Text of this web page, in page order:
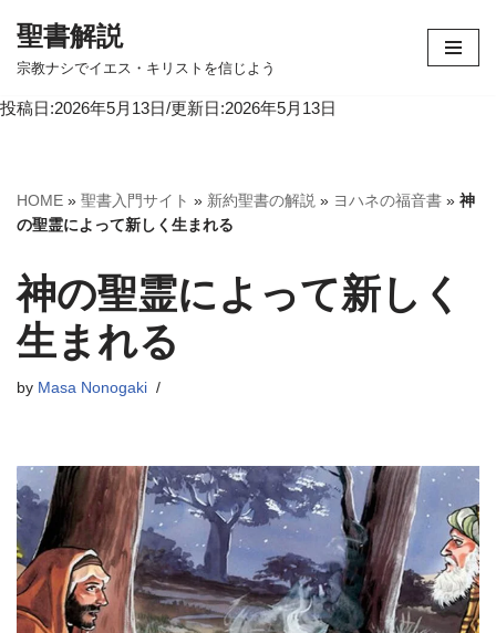
コ
テ
へ
ス
ッ
プ
聖書解説
宗教ナシでイエス・キリストを信じよう
投稿日:2026年5月13日/更新日:2026年5月13日
HOME » 聖書入門サイト » 新約聖書の解説 » ヨハネの福音書 » 神
の聖霊によって新しく生まれる
神の聖霊によって新しく
生まれる
by Masa Nonogaki